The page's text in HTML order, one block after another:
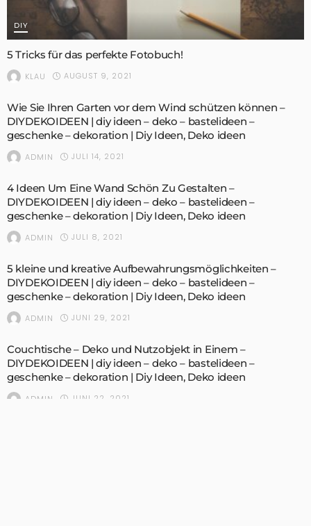
DIY
5 Tricks für das perfekte Fotobuch!
KLAU AUGUST 9, 2021
Wie Sie Ihren Garten vor dem Wind schützen können –
DIYDEKOIDEEN | diy ideen – deko – bastelideen –
geschenke – dekoration | Diy Ideen, Deko ideen
ADMIN JULI 14, 2021
4 Ideen Um Eine Wand Schön Zu Gestalten –
DIYDEKOIDEEN | diy ideen – deko – bastelideen –
geschenke – dekoration | Diy Ideen, Deko ideen
ADMIN JULI 8, 2021
5 kleine und kreative Aufbewahrungsmöglichkeiten –
DIYDEKOIDEEN | diy ideen – deko – bastelideen –
geschenke – dekoration | Diy Ideen, Deko ideen
ADMIN JUNI 29, 2021
Couchtische – Deko und Nutzobjekt in Einem –
DIYDEKOIDEEN | diy ideen – deko – bastelideen –
geschenke – dekoration | Diy Ideen, Deko ideen
ADMIN JUNI 22, 2021